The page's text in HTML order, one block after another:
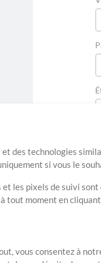
des technologies
si vous le
les pixels de suivi
tout moment en
vous consentez à
A propos de